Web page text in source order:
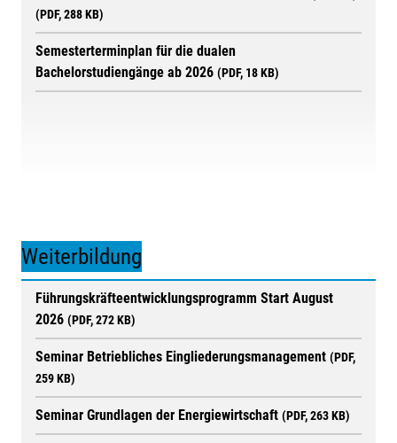
(PDF, 288 KB)
Semesterterminplan für die dualen
Bachelorstudiengänge ab 2026 (PDF, 18 KB)
Weiterbildung
Führungskräfteentwicklungsprogramm Start August
2026 (PDF, 272 KB)
Seminar Betriebliches Eingliederungsmanagement (PDF,
259 KB)
Seminar Grundlagen der Energiewirtschaft (PDF, 263 KB)